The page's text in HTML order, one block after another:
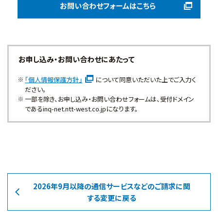
お問い合わせフォームはこちら
お申し込み・お問い合わせにあたって
「個人情報保護方針」
について同意いただいた上でご入力く
ださい。
一部を除き、お申し込み・お問い合わせフォームは、受付ドメイン
であるinq-net.ntt-west.co.jpになります。
2026年9月以降の通信サービスなどのご請求に関
する変更に戻る